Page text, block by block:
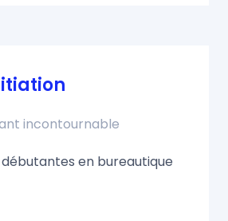
incontournable
en bureautique